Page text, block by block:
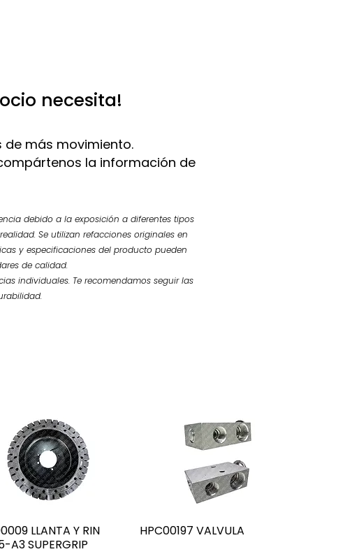
necesita!
más movimiento.
la información de
debido a la exposición a diferentes tipos
Se utilizan refacciones originales en
y especificaciones del producto pueden
de calidad.
individuales. Te recomendamos seguir las
LLANTA Y RIN
A3 SUPERGRIP
HPC00197 VALVULA